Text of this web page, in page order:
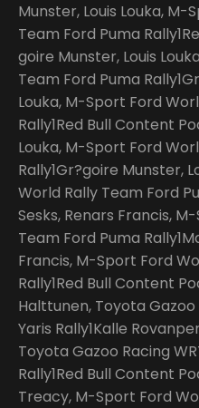
Munster, Louis Louka,
Team Ford Puma
goire Munster, Louis
Team Ford Puma
Louka, M-Sport Ford
Rally1Red Bull Content
Louka, M-Sport Ford
Rally1Gr?goire Munster,
World Rally Team Ford
Sesks, Renars Francis,
Team Ford Puma
Francis, M-Sport Ford
Rally1Red Bull Content
Halttunen, Toyota Gazoo
Yaris Rally1Kalle
Toyota Gazoo Racing
Rally1Red Bull Content
Treacy, M-Sport Ford